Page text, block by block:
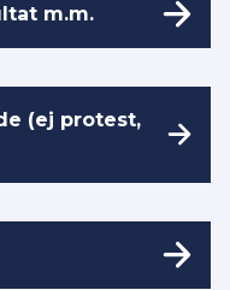
m.m.
(ej protest,